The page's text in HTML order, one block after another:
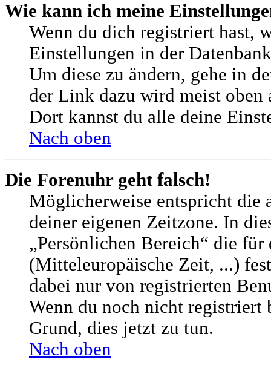
Wie kann ich meine
Wenn du dich registriert hast,
Einstellungen in der
Um diese zu ändern, gehe in
der Link dazu wird meist oben
Dort kannst du alle deine
Nach oben
Die Forenuhr geht falsch!
Möglicherweise entspricht die
deiner eigenen Zeitzone. In
„Persönlichen Bereich“ die für
(Mitteleuropäische Zeit, ...)
dabei nur von registrierten
Wenn du noch nicht registriert
Grund, dies jetzt zu tun.
Nach oben